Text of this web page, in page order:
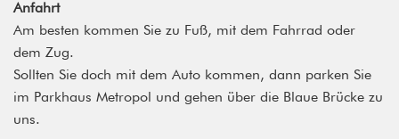
Anfahrt
Am besten kommen Sie zu Fuß, mit dem Fahrrad oder
dem Zug.
Sollten Sie doch mit dem Auto kommen, dann parken Sie
im Parkhaus Metropol und gehen über die Blaue Brücke zu
uns.